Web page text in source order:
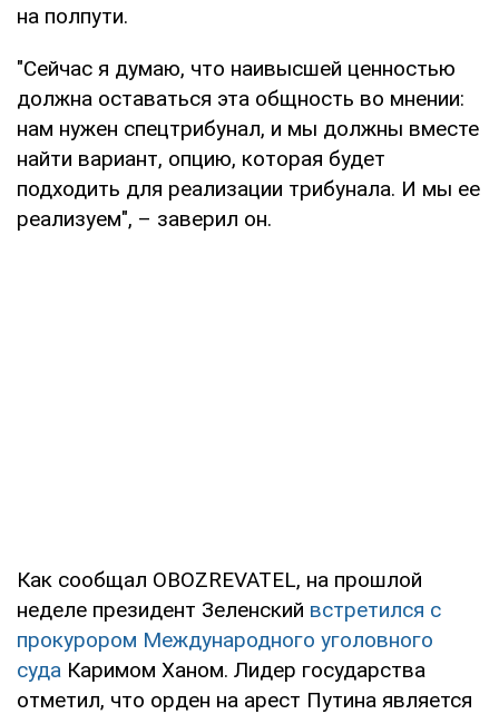
на полпути.
"Сейчас я думаю, что наивысшей ценностью
должна оставаться эта общность во мнении:
нам нужен спецтрибунал, и мы должны вместе
найти вариант, опцию, которая будет
подходить для реализации трибунала. И мы ее
реализуем", – заверил он.
Как сообщал OBOZREVATEL, на прошлой
неделе президент Зеленский встретился с
прокурором Международного уголовного
суда Каримом Ханом. Лидер государства
отметил, что орден на арест Путина является